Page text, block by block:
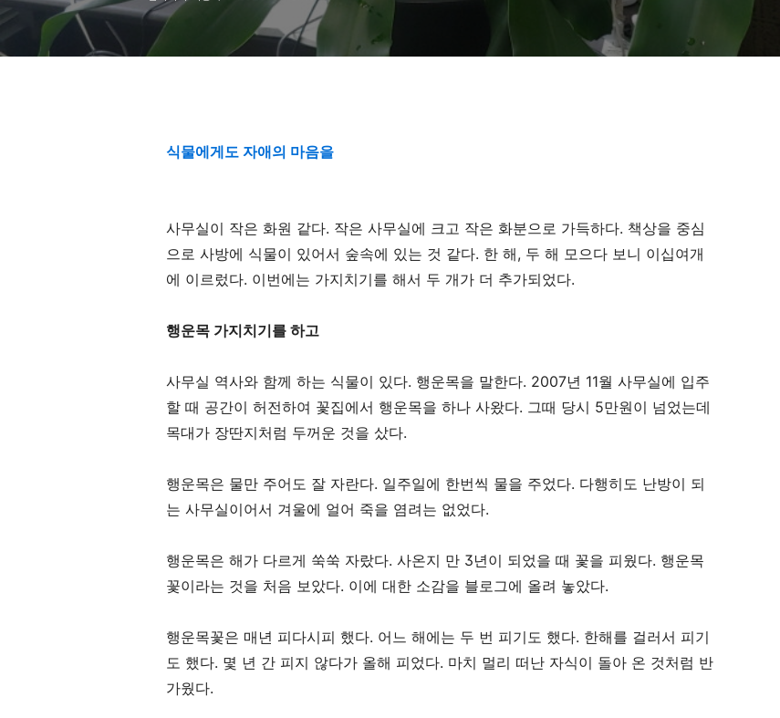
식물에게도 자애의 마음을
사무실이 작은 화원 같다. 작은 사무실에 크고 작은 화분으로 가득하다. 책상을 중심
으로 사방에 식물이 있어서 숲속에 있는 것 같다. 한 해, 두 해 모으다 보니 이십여개
에 이르렀다. 이번에는 가지치기를 해서 두 개가 더 추가되었다.
행운목 가지치기를 하고
사무실 역사와 함께 하는 식물이 있다. 행운목을 말한다. 2007년 11월 사무실에 입주
할 때 공간이 허전하여 꽃집에서 행운목을 하나 사왔다. 그때 당시 5만원이 넘었는데
목대가 장딴지처럼 두꺼운 것을 샀다.
행운목은 물만 주어도 잘 자란다. 일주일에 한번씩 물을 주었다. 다행히도 난방이 되
는 사무실이어서 겨울에 얼어 죽을 염려는 없었다.
행운목은 해가 다르게 쑥쑥 자랐다. 사온지 만 3년이 되었을 때 꽃을 피웠다. 행운목
꽃이라는 것을 처음 보았다. 이에 대한 소감을 블로그에 올려 놓았다.
행운목꽃은 매년 피다시피 했다. 어느 해에는 두 번 피기도 했다. 한해를 걸러서 피기
도 했다. 몇 년 간 피지 않다가 올해 피었다. 마치 멀리 떠난 자식이 돌아 온 것처럼 반
가웠다.